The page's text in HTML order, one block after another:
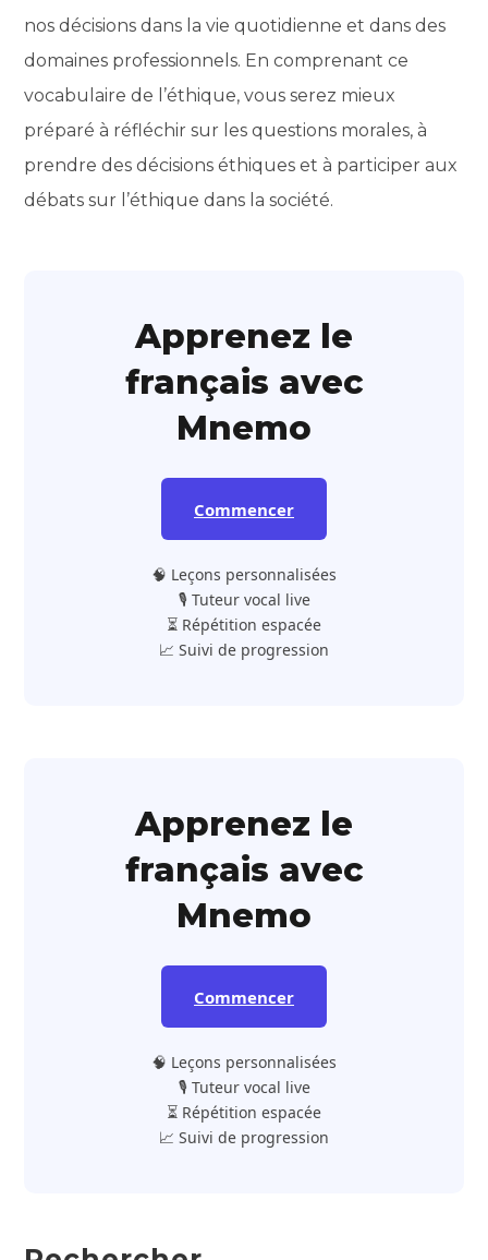
nos décisions dans la vie quotidienne et dans des
domaines professionnels. En comprenant ce
vocabulaire de l’éthique, vous serez mieux
préparé à réfléchir sur les questions morales, à
prendre des décisions éthiques et à participer aux
débats sur l’éthique dans la société.
Apprenez le
français avec
Mnemo
Commencer
🧠 Leçons personnalisées
🎙️ Tuteur vocal live
⏳ Répétition espacée
📈 Suivi de progression
Apprenez le
français avec
Mnemo
Commencer
🧠 Leçons personnalisées
🎙️ Tuteur vocal live
⏳ Répétition espacée
📈 Suivi de progression